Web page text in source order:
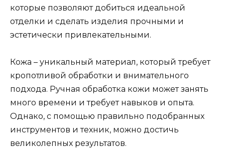
которые позволяют добиться идеальной
отделки и сделать изделия прочными и
эстетически привлекательными.
Кожа – уникальный материал, который требует
кропотливой обработки и внимательного
подхода. Ручная обработка кожи может занять
много времени и требует навыков и опыта.
Однако, с помощью правильно подобранных
инструментов и техник, можно достичь
великолепных результатов.